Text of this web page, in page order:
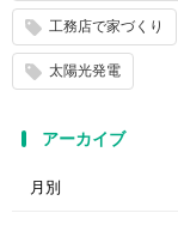
工務店で家づくり
太陽光発電
アーカイブ